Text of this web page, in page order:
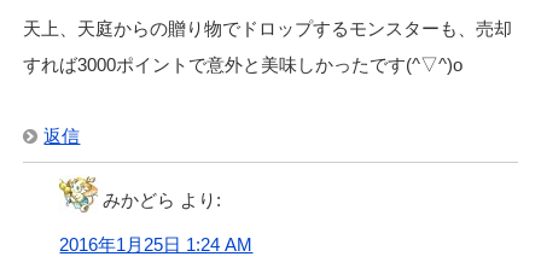
天上、天庭からの贈り物でドロップするモンスターも、売却
すれば3000ポイントで意外と美味しかったです(^▽^)o
返信
みかどら より:
2016年1月25日 1:24 AM